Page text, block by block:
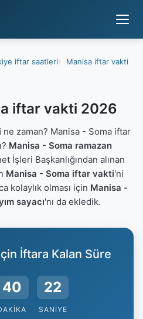
iftar saatleri
Manisa iftar vakti
iftar vakti 2026
ne zaman? Manisa - Soma iftar
Manisa - Soma ramazan
İşleri Başkanlığından alınan
Manisa - Soma iftar vakti'ni
kolaylık olması için Manisa -
sayacı'nı da ekledik.
İftara Kalan Süre
40 21
SANIYE